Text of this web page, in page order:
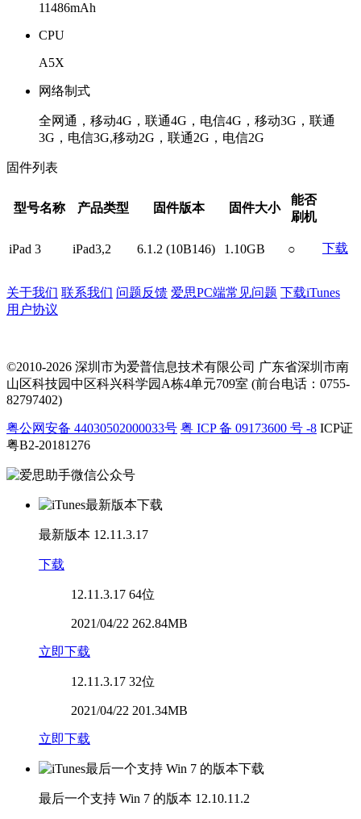
11486mAh
CPU
A5X
网络制式
全网通，移动4G，联通4G，电信4G，移动3G，联通
3G，电信3G,移动2G，联通2G，电信2G
固件列表
型号名称 产品类型 固件版本 固件大小
能否
刷机
iPad 3 iPad3,2 6.1.2 (10B146) 1.10GB ○ 下载
关于我们 联系我们 问题反馈 爱思PC端常见问题 下载iTunes
用户协议
©2010-2026 深圳市为爱普信息技术有限公司 广东省深圳市南
山区科技园中区科兴科学园A栋4单元709室 (前台电话：0755-
82797402)
粤公网安备 44030502000033号 粤 ICP 备 09173600 号 -8 ICP证
粤B2-20181276
最新版本 12.11.3.17
下载
12.11.3.17 64位
2021/04/22 262.84MB
立即下载
12.11.3.17 32位
2021/04/22 201.34MB
立即下载
最后一个支持 Win 7 的版本 12.10.11.2